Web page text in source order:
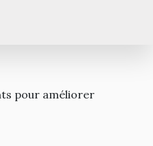
pour améliorer